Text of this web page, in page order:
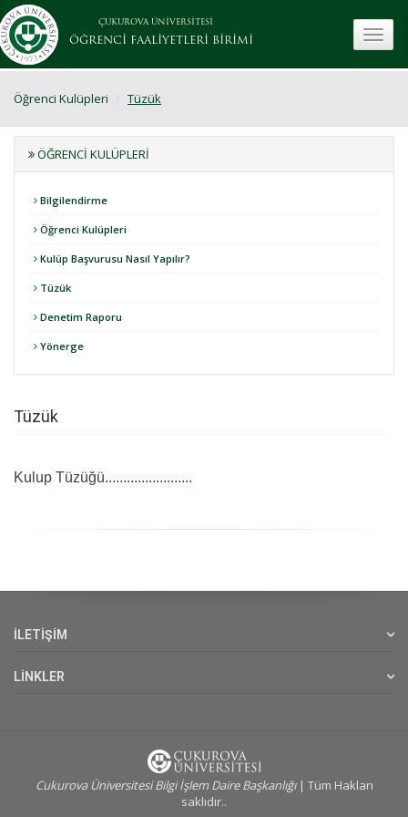
ÇUKUROVA ÜNİVERSİTESİ
ÖĞRENCİ FAALİYETLERİ BİRİMİ
Öğrenci Kulüpleri Tüzük
ÖĞRENCI KULÜPLERI
Bilgilendirme
Öğrenci Kulüpleri
Kulüp Başvurusu Nasıl Yapılır?
Tüzük
Denetim Raporu
Yönerge
Tüzük
Kulup Tüzüğü........................
İLETİŞİM
LİNKLER
Cukurova Üniversitesi Bilgi İşlem Daire Başkanlığı| Tüm Hakları
saklıdır..